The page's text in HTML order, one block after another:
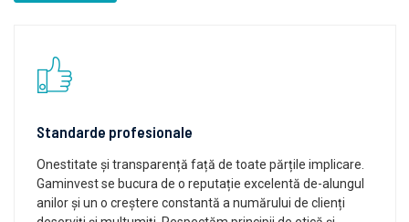
Standarde profesionale
Onestitate și transparență față de toate părțile implicare.
Gaminvest se bucura de o reputație excelentă de-alungul
anilor și un o creștere constantă a numărului de clienți